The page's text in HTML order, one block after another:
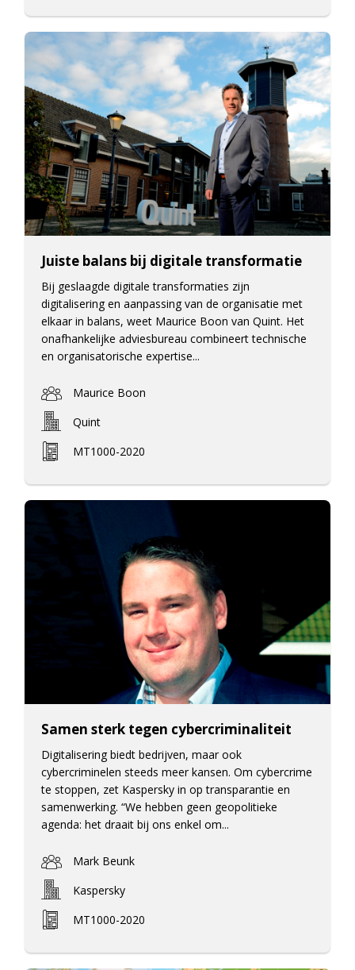
Juiste balans bij digitale transformatie
Bij geslaagde digitale transformaties zijn
digitalisering en aanpassing van de organisatie met
elkaar in balans, weet Maurice Boon van Quint. Het
onafhankelijke adviesbureau combineert technische
en organisatorische expertise...
Maurice Boon
Quint
MT1000-2020
Samen sterk tegen cybercriminaliteit
Digitalisering biedt bedrijven, maar ook
cybercriminelen steeds meer kansen. Om cybercrime
te stoppen, zet Kaspersky in op transparantie en
samenwerking. “We hebben geen geopolitieke
agenda: het draait bij ons enkel om...
Mark Beunk
Kaspersky
MT1000-2020